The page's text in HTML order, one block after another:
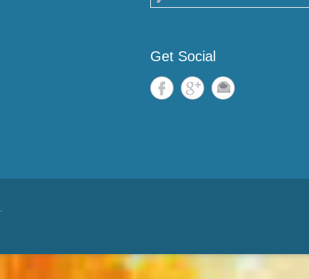
Get Social